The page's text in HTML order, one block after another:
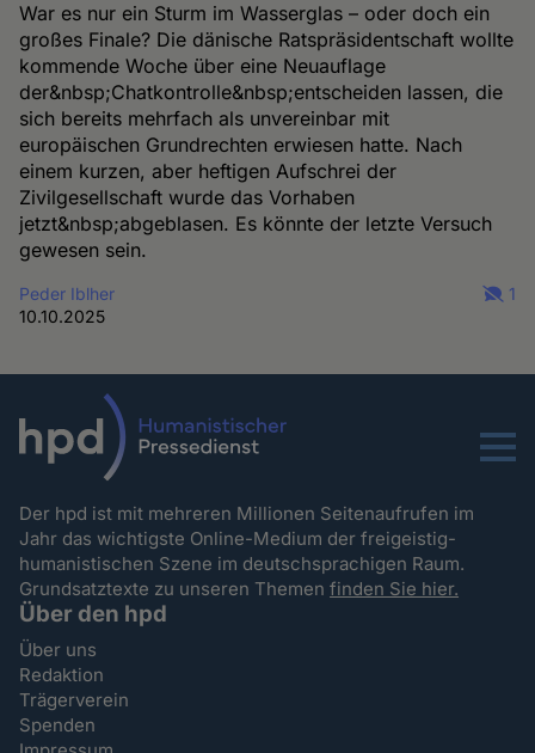
War es nur ein Sturm im Wasserglas – oder doch ein
großes Finale? Die dänische Ratspräsidentschaft wollte
kommende Woche über eine Neuauflage
der&nbsp;Chatkontrolle&nbsp;entscheiden lassen, die
sich bereits mehrfach als unvereinbar mit
europäischen Grundrechten erwiesen hatte. Nach
einem kurzen, aber heftigen Aufschrei der
Zivilgesellschaft wurde das Vorhaben
jetzt&nbsp;abgeblasen. Es könnte der letzte Versuch
gewesen sein.
Peder Iblher
10.10.2025
1
Menu
Der hpd ist mit mehreren Millionen Seitenaufrufen im
Jahr das wichtigste Online-Medium der freigeistig-
humanistischen Szene im deutschsprachigen Raum.
Grundsatztexte zu unseren Themenfinden Sie hier.
Über den hpd
Über uns
Redaktion
Trägerverein
Spenden